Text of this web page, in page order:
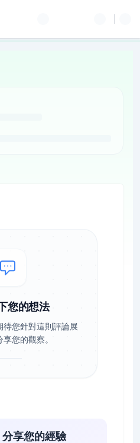
您的想法
待您針對這則評論展
您的觀察。
享您的經驗